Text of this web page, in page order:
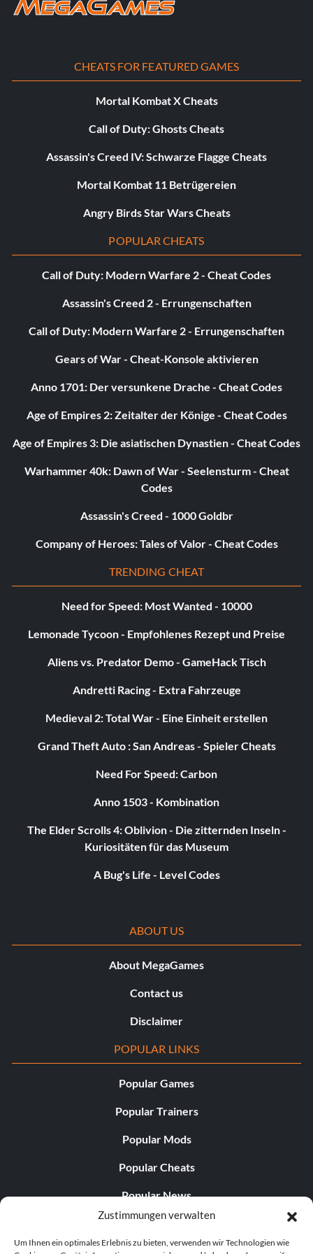
Zustimmungen verwalten
Um Ihnen ein optimales Erlebnis zu bieten, verwenden wir Technologien wie
Objective: Rocket Clothesline – Perform a melee right after
Endgeschwindigkeit
Zielsetzung: Endgeschwindigkeit - Freier Fall für 10
einen Archon steuert
Rochambeau, ich gehe zuerst
Zielsetzung: Rochambeau, ich gehe zuerst - Töte 50 Gegner
Blaues Licht Spezial
Zielsetzung: Blaulicht-Spezial - Töte 3 Feinde mit einer
Amoklauf
Those Aren�t Fortune Cookies
Objective: Master of Arms – Kill an enemy with every
I�m a Rocketman, Baby
maneuvers while using the rocket pack
Schweben wie ein Schmetterling
Objective: Float Like a Butterfly – Kill 10 attackers
In die Leere
CHEATS FOR FEATURED GAMES
Mortal Kombat X Cheats
Call of Duty: Ghosts Cheats
Assassin's Creed IV: Schwarze Flagge Cheats
Mortal Kombat 11 Betrügereien
Angry Birds Star Wars Cheats
POPULAR CHEATS
Call of Duty: Modern Warfare 2 - Cheat Codes
Assassin's Creed 2 - Errungenschaften
Call of Duty: Modern Warfare 2 - Errungenschaften
Gears of War - Cheat-Konsole aktivieren
Anno 1701: Der versunkene Drache - Cheat Codes
Age of Empires 2: Zeitalter der Könige - Cheat Codes
Age of Empires 3: Die asiatischen Dynastien - Cheat Codes
Warhammer 40k: Dawn of War - Seelensturm - Cheat
Codes
Assassin's Creed - 1000 Goldbr
Company of Heroes: Tales of Valor - Cheat Codes
TRENDING CHEAT
Need for Speed: Most Wanted - 10000
Lemonade Tycoon - Empfohlenes Rezept und Preise
Aliens vs. Predator Demo - GameHack Tisch
Andretti Racing - Extra Fahrzeuge
Medieval 2: Total War - Eine Einheit erstellen
Grand Theft Auto : San Andreas - Spieler Cheats
Need For Speed: Carbon
Anno 1503 - Kombination
The Elder Scrolls 4: Oblivion - Die zitternden Inseln -
Kuriositäten für das Museum
A Bug's Life - Level Codes
ABOUT US
About MegaGames
Contact us
Disclaimer
POPULAR LINKS
Popular Games
Popular Trainers
Popular Mods
Popular Cheats
Popular News
Popular Editorials
Popular Free Games